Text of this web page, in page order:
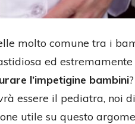
molto comune tra i
ed estremamente
l’impetigine bambini
essere il pediatra, noi di
utile su questo